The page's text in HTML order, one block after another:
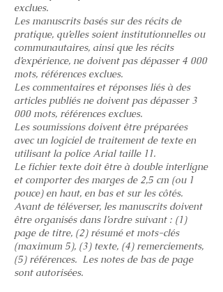
exclues.
Les manuscrits basés sur des récits de
pratique, qu’elles soient institutionnelles ou
communautaires, ainsi que les récits
d’expérience, ne doivent pas dépasser 4 000
mots, références exclues.
Les commentaires et réponses liés à des
articles publiés ne doivent pas dépasser 3
000 mots, références exclues.
Les soumissions doivent être préparées
avec un logiciel de traitement de texte en
utilisant la police Arial taille 11.
Le fichier texte doit être à double interligne
et comporter des marges de 2,5 cm (ou 1
pouce) en haut, en bas et sur les côtés.
Avant de téléverser, les manuscrits doivent
être organisés dans l’ordre suivant : (1)
page de titre, (2) résumé et mots-clés
(maximum 5), (3) texte, (4) remerciements,
(5) références. Les notes de bas de page
sont autorisées.